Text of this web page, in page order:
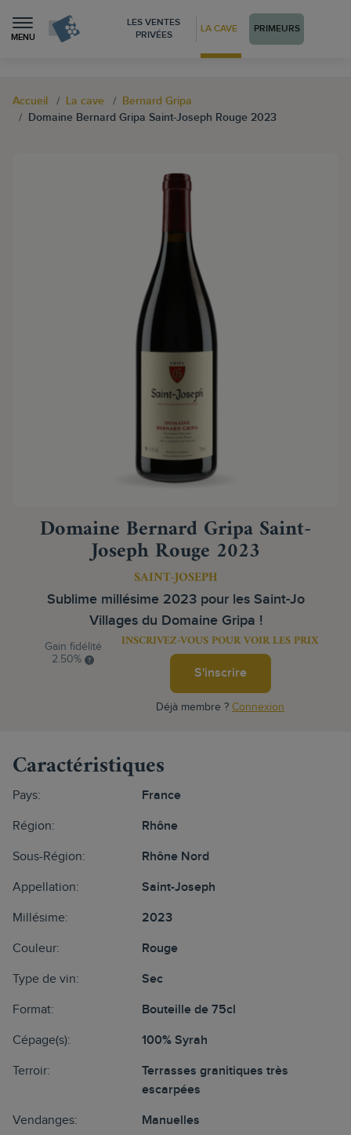
MENU
LES VENTES
PRIVÉES
LA CAVE PRIMEURS
Accueil La cave
Bernard Gripa
Domaine Bernard Gripa Saint-Joseph Rouge 2023
Domaine Bernard Gripa Saint-
Joseph Rouge 2023
SAINT-JOSEPH
Sublime millésime 2023 pour les Saint-Jo
Villages du Domaine Gripa !
Gain fidélité
2.50%
INSCRIVEZ-VOUS POUR VOIR LES PRIX
S'inscrire
Déjà membre ? Connexion
Caractéristiques
Pays: France
Région: Rhône
Sous-Région: Rhône Nord
Appellation: Saint-Joseph
Millésime: 2023
Couleur: Rouge
Type de vin: Sec
Format: Bouteille de 75cl
Cépage(s): 100% Syrah
Terroir:
Terrasses granitiques très
escarpées
Vendanges: Manuelles